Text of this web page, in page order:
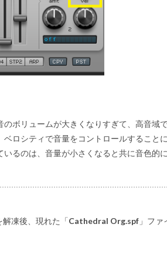
ボリュームが大きくなりすぎて、高音域
ロシティで音量をコントロールすることに
るのは、音量が小さくなると共に音色的に
解凍後、現れた「Cathedral Org.spf 」ファ